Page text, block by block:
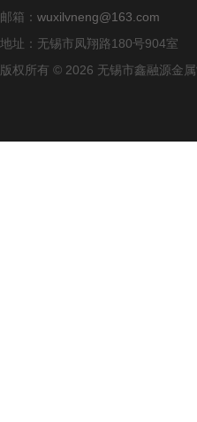
邮箱： wuxilvneng@163.com
地址：无锡市凤翔路180号904室
版权所有 © 2026 无锡市鑫融源金